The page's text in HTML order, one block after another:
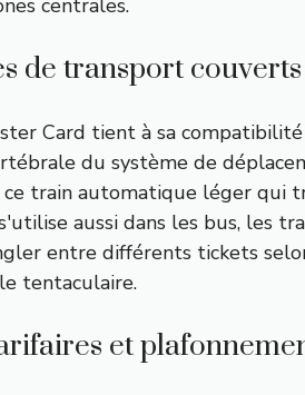
centrales.
de transport
Card tient à sa
du système de
ce train automatique léger qui
aussi dans les bus, les
entre différents tickets
tentaculaire.
et